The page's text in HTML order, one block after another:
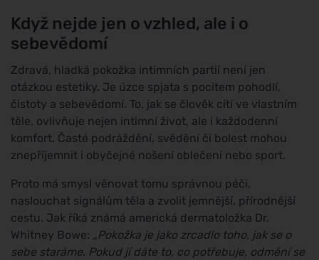
Když nejde jen o vzhled, ale i o
sebevědomí
Zdravá, hladká pokožka intimních partií není jen
otázkou estetiky. Je úzce spjata s pocitem pohodlí,
čistoty a sebevědomí. To, jak se člověk cítí ve vlastním
těle, ovlivňuje nejen intimní život, ale i každodenní
komfort. Časté podráždění, svědění či bolest mohou
znepříjemnit i obyčejné nošení oblečení nebo sport.
Proto má smysl věnovat tomu správnou péči,
naslouchat signálům těla a zvolit jemnější, přírodnější
cestu. Jak říká známá americká dermatoložka Dr.
Whitney Bowe: „Pokožka je jako zrcadlo toho, jak se o
sebe staráme. Pokud jí dáte to, co potřebuje, odmění se